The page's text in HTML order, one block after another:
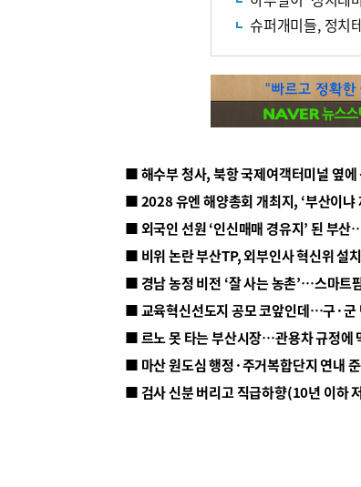
슈퍼개미들, 정치
■ 해수부 청사, 북항 국제여객터미널 옆
■ 2028 유엔 해양총회 개최지, ‘부산이냐
■ 외국인 선원 ‘인신매매 경유지’ 된 부산
■ 비위 논란 부산TP, 외부인사 혁신위 설치
■ 르노 못 타는 부산시장…관용차 규정에
■ 마산 원도심 행정·주거복합단지 연내